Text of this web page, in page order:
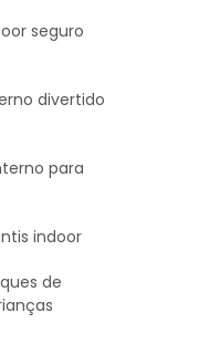
seguro
divertido
para
indoor
de